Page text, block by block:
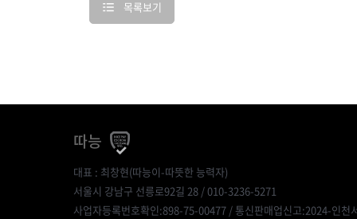
목록보기
따능
대표 : 최창현(따능이-따뜻한 능력자)
서울시 강남구 선릉로92길 28 / 010-3236-5271
사업자등록번호확인:898-75-00477 / 통신판매업신고:2024-인천